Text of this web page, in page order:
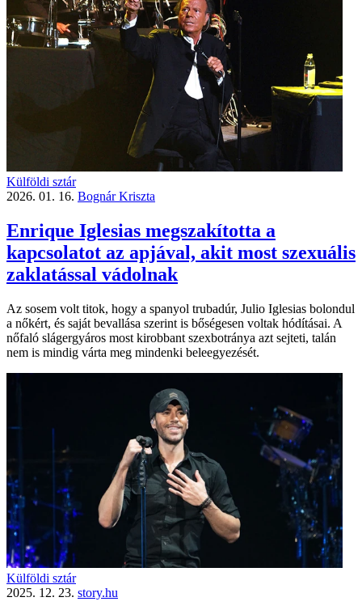
Külföldi sztár
2026. 01. 16. Bognár Kriszta
Enrique Iglesias megszakította a
kapcsolatot az apjával, akit most szexuális
zaklatással vádolnak
Az sosem volt titok, hogy a spanyol trubadúr, Julio Iglesias bolondul
a nőkért, és saját bevallása szerint is bőségesen voltak hódításai. A
nőfaló slágergyáros most kirobbant szexbotránya azt sejteti, talán
nem is mindig várta meg mindenki beleegyezését.
Külföldi sztár
2025. 12. 23. story.hu